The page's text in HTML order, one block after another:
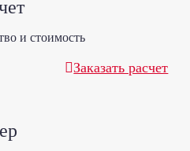
и стоимость
Заказать расчет